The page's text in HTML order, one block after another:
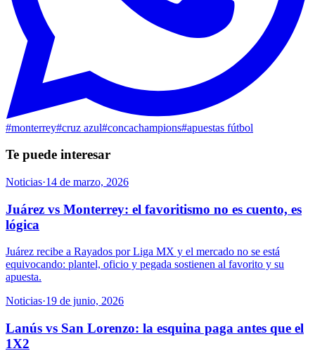
#monterrey#cruz azul#concachampions#apuestas fútbol
Te puede interesar
Noticias·14 de marzo, 2026
Juárez vs Monterrey: el favoritismo no es cuento, es
lógica
Juárez recibe a Rayados por Liga MX y el mercado no se está
equivocando: plantel, oficio y pegada sostienen al favorito y su
apuesta.
Noticias·19 de junio, 2026
Lanús vs San Lorenzo: la esquina paga antes que el
1X2